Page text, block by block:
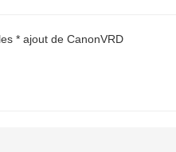
* ajout de CanonVRD